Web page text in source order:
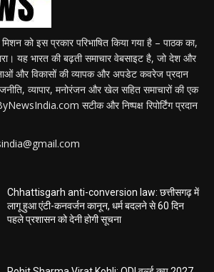
को इस प्रकार परिभाषित किया गया है – पाठक का,
यह भारत की बढ़ती समाचार वेबसाइट है, जो देश और
और विकासों की व्यापक और अपडेट कवरेज प्रदान
व्यापार, मनोरंजन और खेल सहित समाचारों की एक
सटीक और निष्पक्ष रिपोर्टिंग प्रदान
Chhattisgarh anti-conversion law: छत्तीसगढ़ में
लागू हुआ एंटी-कनवर्जन कानून, धर्म बदलने से 60 दिन
पहले प्रशासन को देनी होगी सूचना